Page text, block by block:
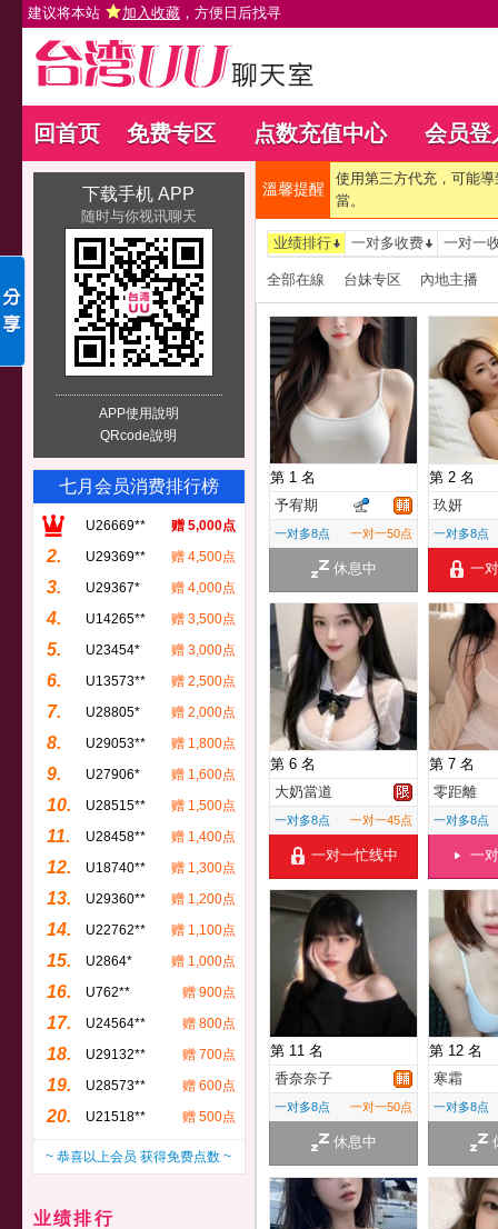
建议将本站 加入收藏 ，方便日后找寻
回首页 免费专区 点数充值中心 会员登
下载手机 APP
随时与你视讯聊天
APP使用說明
QRcode說明
七月会员消费排行榜
U26669** 赠 5,000点
2. U29369** 赠 4,500点
3. U29367* 赠 4,000点
4. U14265** 赠 3,500点
5. U23454* 赠 3,000点
6. U13573** 赠 2,500点
7. U28805* 赠 2,000点
8. U29053** 赠 1,800点
9. U27906* 赠 1,600点
10. U28515** 赠 1,500点
11. U28458** 赠 1,400点
12. U18740** 赠 1,300点
13. U29360** 赠 1,200点
14. U22762** 赠 1,100点
15. U2864* 赠 1,000点
16. U762** 赠 900点
17. U24564** 赠 800点
18. U29132** 赠 700点
19. U28573** 赠 600点
20. U21518** 赠 500点
~ 恭喜以上会员 获得免费点数 ~
业绩排行
溫馨提醒
使用第三方代充，可能
當。
业绩排行 一对多收费 一对一
全部在線 台妹专区 內地主播
第 1 名
予宥期
一对多8点 一对一50点
休息中
第 2 名
玖妍
一对多8点
一
第 6 名
大奶當道
一对多8点 一对一45点
一对一忙线中
第 7 名
零距離
一对多8点
一
第 11 名
香奈奈子
一对多8点 一对一50点
休息中
第 12 名
寒霜
一对多8点